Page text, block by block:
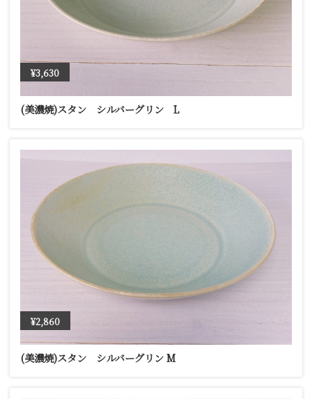
¥3,630
(美濃焼)スタン シルバーグリン L
¥2,860
(美濃焼)スタン シルバーグリン M